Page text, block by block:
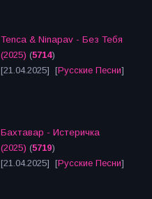
Tenca & Ninapav - Без Тебя
(2025) (5714)
[21.04.2025] [Русские Песни]
Бахтавар - Истеричка
(2025) (5719)
[21.04.2025] [Русские Песни]